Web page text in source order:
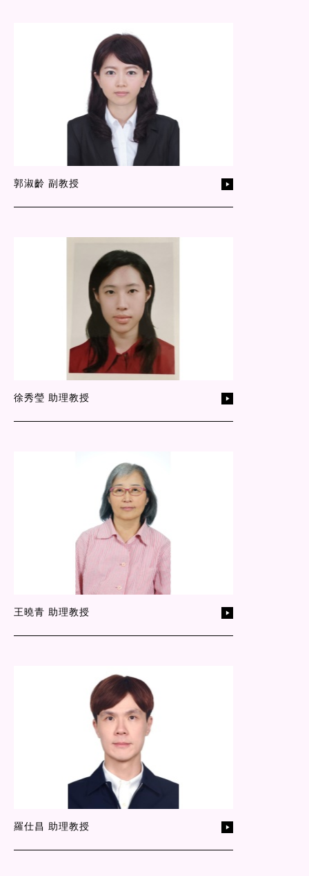
郭淑齡 副教授
徐秀瑩 助理教授
王曉青 助理教授
羅仕昌 助理教授